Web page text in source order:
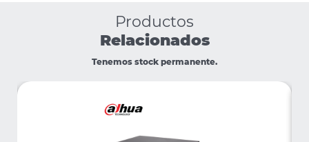
Productos
Relacionados
Tenemos stock permanente.